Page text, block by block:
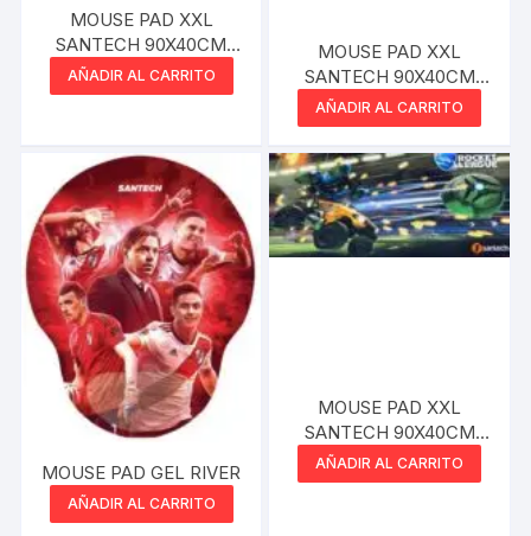
MOUSE PAD XXL
SANTECH 90X40CM
MINECRAFT
AÑADIR AL CARRITO
MOUSE PAD XXL
SANTECH 90X40CM
GTA V
AÑADIR AL CARRITO
MOUSE PAD GEL RIVER
AÑADIR AL CARRITO
MOUSE PAD XXL
SANTECH 90X40CM
ROCKET LEAGUE
AÑADIR AL CARRITO